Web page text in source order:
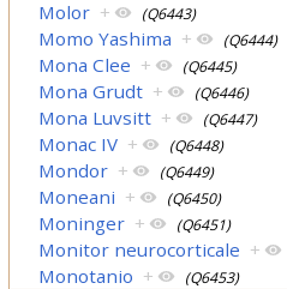
Molor + (Q6443)
Momo Yashima + (Q6444)
Mona Clee + (Q6445)
Mona Grudt + (Q6446)
Mona Luvsitt + (Q6447)
Monac IV + (Q6448)
Mondor + (Q6449)
Moneani + (Q6450)
Moninger + (Q6451)
Monitor neurocorticale +
Monotanio + (Q6453)